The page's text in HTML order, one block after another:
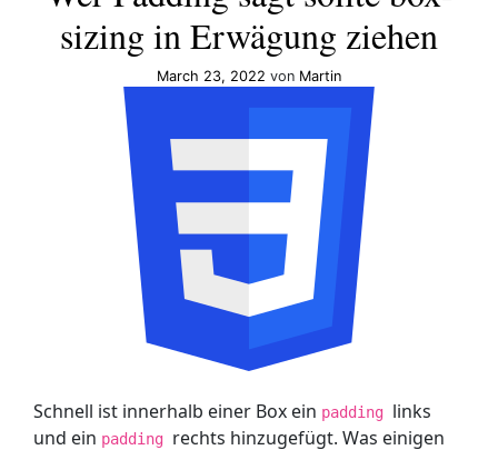
sizing in Erwägung ziehen
March 23, 2022 von Martin
Schnell ist innerhalb einer Box ein padding links
und ein padding rechts hinzugefügt. Was einigen